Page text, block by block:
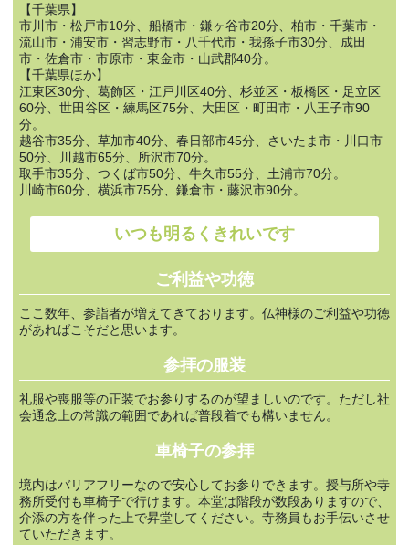
【千葉県】
市川市・松戸市10分、船橋市・鎌ヶ谷市20分、柏市・千葉市・
流山市・浦安市・習志野市・八千代市・我孫子市30分、成田
市・佐倉市・市原市・東金市・山武郡40分。
【千葉県ほか】
江東区30分、葛飾区・江戸川区40分、杉並区・板橋区・足立区
60分、世田谷区・練馬区75分、大田区・町田市・八王子市90
分。
越谷市35分、草加市40分、春日部市45分、さいたま市・川口市
50分、川越市65分、所沢市70分。
取手市35分、つくば市50分、牛久市55分、土浦市70分。
川崎市60分、横浜市75分、鎌倉市・藤沢市90分。
いつも明るくきれいです
ご利益や功徳
ここ数年、参詣者が増えてきております。仏神様のご利益や功徳
があればこそだと思います。
参拝の服装
礼服や喪服等の正装でお参りするのが望ましいのです。ただし社
会通念上の常識の範囲であれば普段着でも構いません。
車椅子の参拝
境内はバリアフリーなので安心してお参りできます。授与所や寺
務所受付も車椅子で行けます。本堂は階段が数段ありますので、
介添の方を伴った上で昇堂してください。寺務員もお手伝いさせ
ていただきます。